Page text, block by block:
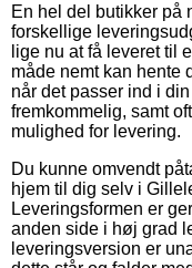
En hel del butikker på
forskellige
lige nu at få leveret til
måde nemt kan
når det passer ind i
fremkommelig, samt
mulighed for levering.
Du kunne omvendt
hjem til dig selv i
Leveringsformen er
anden side i høj grad
leveringsversion er